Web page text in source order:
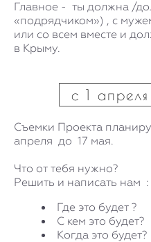
Главное - ты должна /
«подрядчиком») , с
или со всем вместе и
в Крыму.
с 1
Съемки Проекта
апреля до 17 мая.
Что от тебя нужно?
Решить и написать нам :
Где это будет ?
С кем это будет?
Когда это будет?